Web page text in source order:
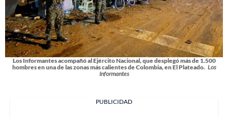
Los Informantes acompañó al Ejército Nacional, que desplegó más de 1.500
hombres en una de las zonas más calientes de Colombia, en El Plateado. Los
Informantes
PUBLICIDAD